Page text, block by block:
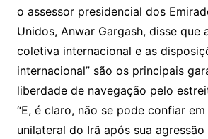
o assessor presidencial dos
Unidos, Anwar Gargash, disse que
coletiva internacional e as
internacional” são os principais
liberdade de navegação pelo
“E, é claro, não se pode confiar
unilateral do Irã após sua